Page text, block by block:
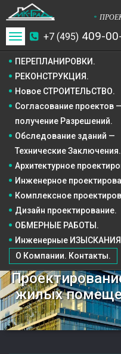
*
+7 (495) 409-
Toggle
navigation
ПЕРЕПЛАНИРОВКИ.
РЕКОНСТРУКЦИЯ.
Новое СТРОИТЕЛЬСТВО.
ОБМЕРНЫЕ РАБОТЫ.
Инженерные
О Компании. Контакты.
Согласование проектов —
получение Разрешений.
Обследование зданий —
Технические Заключения.
Архитектурное
Инженерное
Комплексное
Дизайн проектирование.
жилых